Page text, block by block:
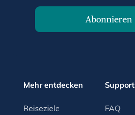
Abonnieren
Mehr entdecken
Reiseziele
Support
FAQ